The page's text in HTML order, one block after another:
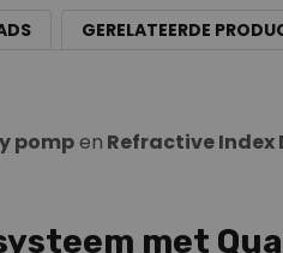
GERELATEERDE
pompen Refractive Index
met